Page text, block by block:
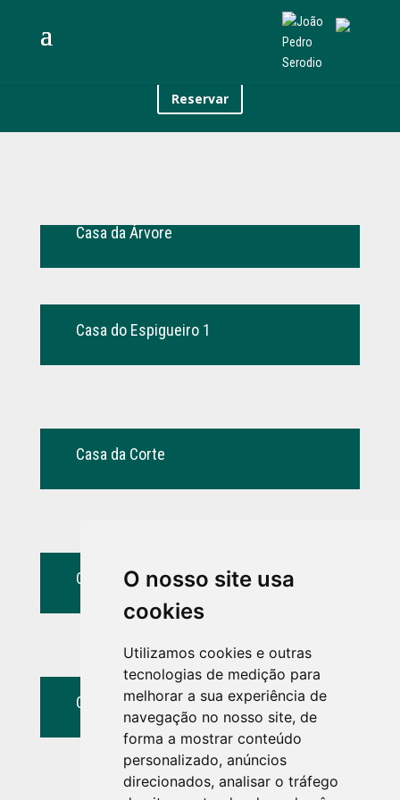
O nosso site usa
cookies
Utilizamos cookies e outras
tecnologias de medição para
melhorar a sua experiência de
navegação no nosso site, de
forma a mostrar conteúdo
personalizado, anúncios
direcionados, analisar o tráfego
Reservar
Casa da Árvore
Casa do Espigueiro 1
Casa da Corte
Casa do Espigueiro 2
Casa do Celeiro